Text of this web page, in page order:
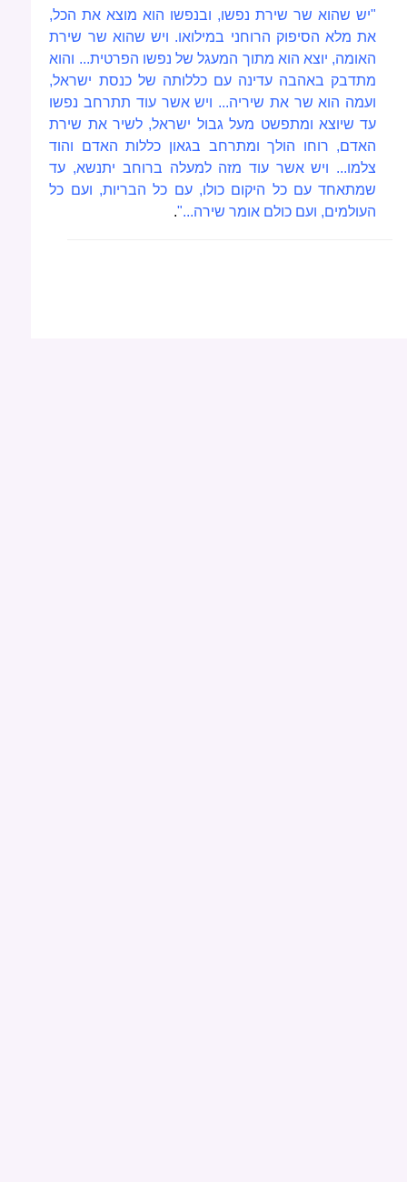
"יש שהוא שר שירת נפשו, ובנפשו הוא מוצא את הכל,
את מלא הסיפוק הרוחני במילואו. ויש שהוא שר שירת
האומה, יוצא הוא מתוך המעגל של נפשו הפרטית... והוא
מתדבק באהבה עדינה עם כללותה של כנסת ישראל,
ועמה הוא שר את שיריה... ויש אשר עוד תתרחב נפשו
עד שיוצא ומתפשט מעל גבול ישראל, לשיר את שירת
האדם, רוחו הולך ומתרחב בגאון כללות האדם והוד
צלמו... ויש אשר עוד מזה למעלה ברוחב יתנשא, עד
שמתאחד עם כל היקום כולו, עם כל הבריות, ועם כל
העולמים, ועם כולם אומר שירה...".